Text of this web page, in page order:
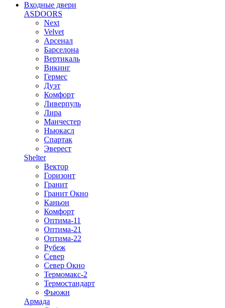
Входные двери
ASDOORS
Next
Velvet
Арсенал
Барселона
Вертикаль
Викинг
Гермес
Дуэт
Комфорт
Ливерпуль
Лира
Манчестер
Ньюкасл
Спартак
Эверест
Shelter
Вектор
Горизонт
Гранит
Гранит Окно
Каньон
Комфорт
Оптима-11
Оптима-21
Оптима-22
Рубеж
Север
Север Окно
Термомакс-2
Термостандарт
Фьюжн
Армада